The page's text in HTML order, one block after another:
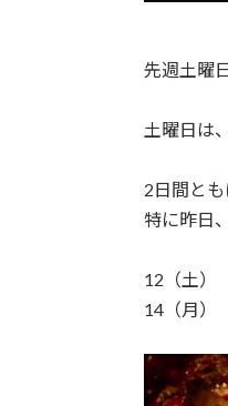
先週土曜
土曜日は
2日間と
特に昨日
12（土
14（月